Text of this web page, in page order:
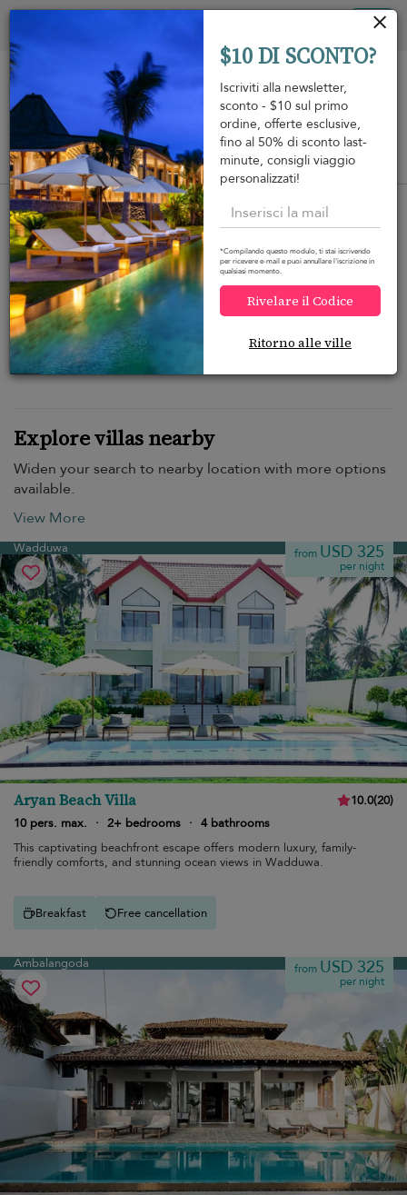
View on map
Would you like more options?
We’ve found some great alternatives below that
might interest you.
Explore villas nearby
Widen your search to nearby location with more options
available.
View More
Wadduwa from USD 325
per night
Aryan Beach Villa 10.0(20)
10 pers. max.
· 2+ bedrooms · 4 bathrooms
This captivating beachfront escape offers modern luxury, family-
friendly comforts, and stunning ocean views in Wadduwa.
Breakfast Free cancellation
Ambalangoda from USD 325
per night
$10 DI SCONTO?
Iscriviti alla newsletter,
sconto - $10 sul primo
ordine, offerte esclusive,
fino al 50% di sconto last-
minute, consigli viaggio
personalizzati!
*Compilando questo modulo, ti stai iscrivendo
per ricevere e-mail e puoi annullare l'iscrizione in
qualsiasi momento.
Rivelare il Codice
Ritorno alle ville
Pannello di gestione dei cookies